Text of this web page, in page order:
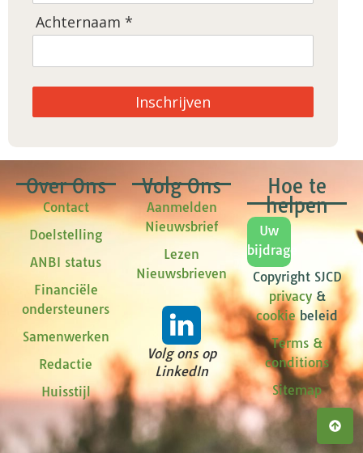
Achternaam *
Inschrijven
Over Ons
Contact
Doelstelling
ANBI status
Financiële
ondersteuners
Samenwerken
Redactie
Huisstijl
Volg Ons
Aanmelden
Nieuwsbrief
Lezen
Nieuwsbrieven
Volg ons op
LinkedIn
Hoe te
helpen
Uw
bijdrage
Copyright SJCD
privacy&
cookiebeleid
Terms &
conditions
Sitemap